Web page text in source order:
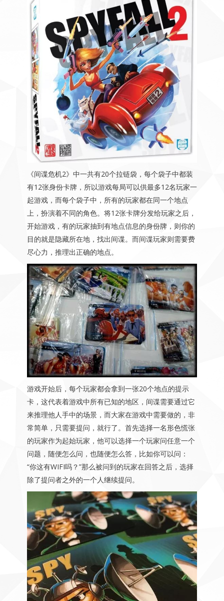
《间谍危机2》中一共有20个拉链袋，每个袋子中都装
有12张身份卡牌，所以游戏每局可以供最多12名玩家一
起游戏，而每个袋子中，所有的玩家都在同一个地点
上，扮演着不同的角色。将12张卡牌分发给玩家之后，
开始游戏，有的玩家抽到有地点信息的身份牌，则你的
目的就是隐藏所在地，找出间谍。而间谍玩家则需要费
尽心力，推理出正确的地点。
游戏开始后，每个玩家都会拿到一张20个地点的提示
卡，这代表着游戏中所有已知的地区，间谍需要通过它
来推理他人手中的场景，而大家在游戏中需要做的，非
常简单，只需要提问，就行了。首先选择一名形色慌张
的玩家作为起始玩家，他可以选择一个玩家问任意一个
问题，随便怎么问，也随便怎么答，比如你可以问：
“你这有WIFI吗？”那么被问到的玩家在回答之后，选择
除了提问者之外的一个人继续提问。